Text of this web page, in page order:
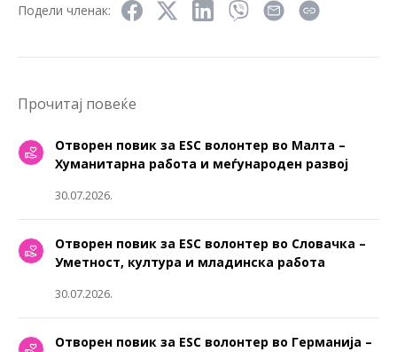
Подели членак:
Прочитај повеќе
Отворен повик за ESC волонтер во Малта –
Хуманитарна работа и меѓународен развој
30.07.2026.
Отворен повик за ESC волонтер во Словачка –
Уметност, култура и младинска работа
30.07.2026.
Отворен повик за ESC волонтер во Германија –